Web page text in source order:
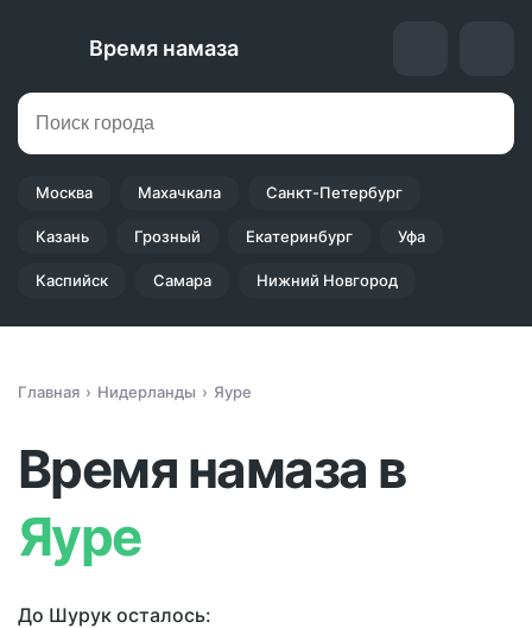
Время намаза
Москва Махачкала Санкт-Петербург
Казань Грозный Екатеринбург Уфа
Каспийск Самара Нижний Новгород
Главная Нидерланды Яуре
Время намаза в
Яуре
До Шурук осталось: